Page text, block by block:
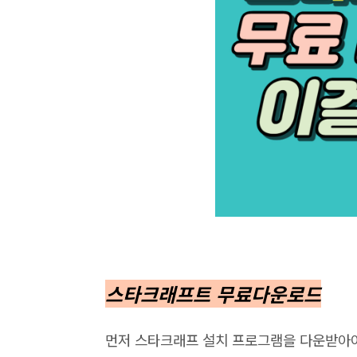
스타크래프트 무료다운로드
먼저 스타크래프 설치 프로그램을 다운받아